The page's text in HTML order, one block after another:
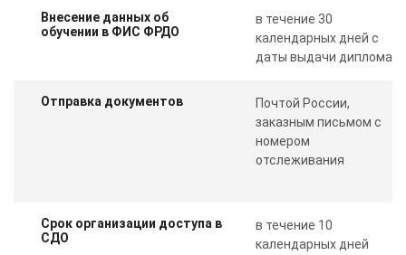
Внесение данных об
обучении в ФИС ФРДО
в течение 30
календарных дней с
даты выдачи диплома
Отправка документов
Почтой России,
заказным письмом с
номером
отслеживания
Срок организации доступа в
СДО
в течение 10
календарных дней